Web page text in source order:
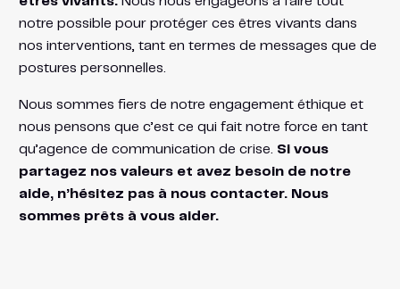
notre possible pour protéger ces êtres vivants dans
nos interventions, tant en termes de messages que de
postures personnelles.
Nous sommes fiers de notre engagement éthique et
nous pensons que c’est ce qui fait notre force en tant
qu’agence de communication de crise. Si vous
partagez nos valeurs et avez besoin de notre
aide, n’hésitez pas à nous contacter. Nous
sommes prêts à vous aider.